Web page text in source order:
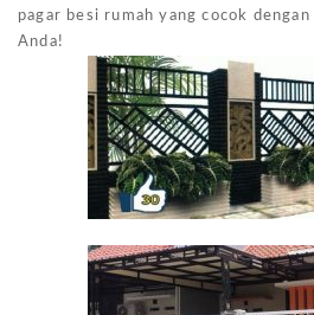
pagar besi rumah yang cocok
Anda!